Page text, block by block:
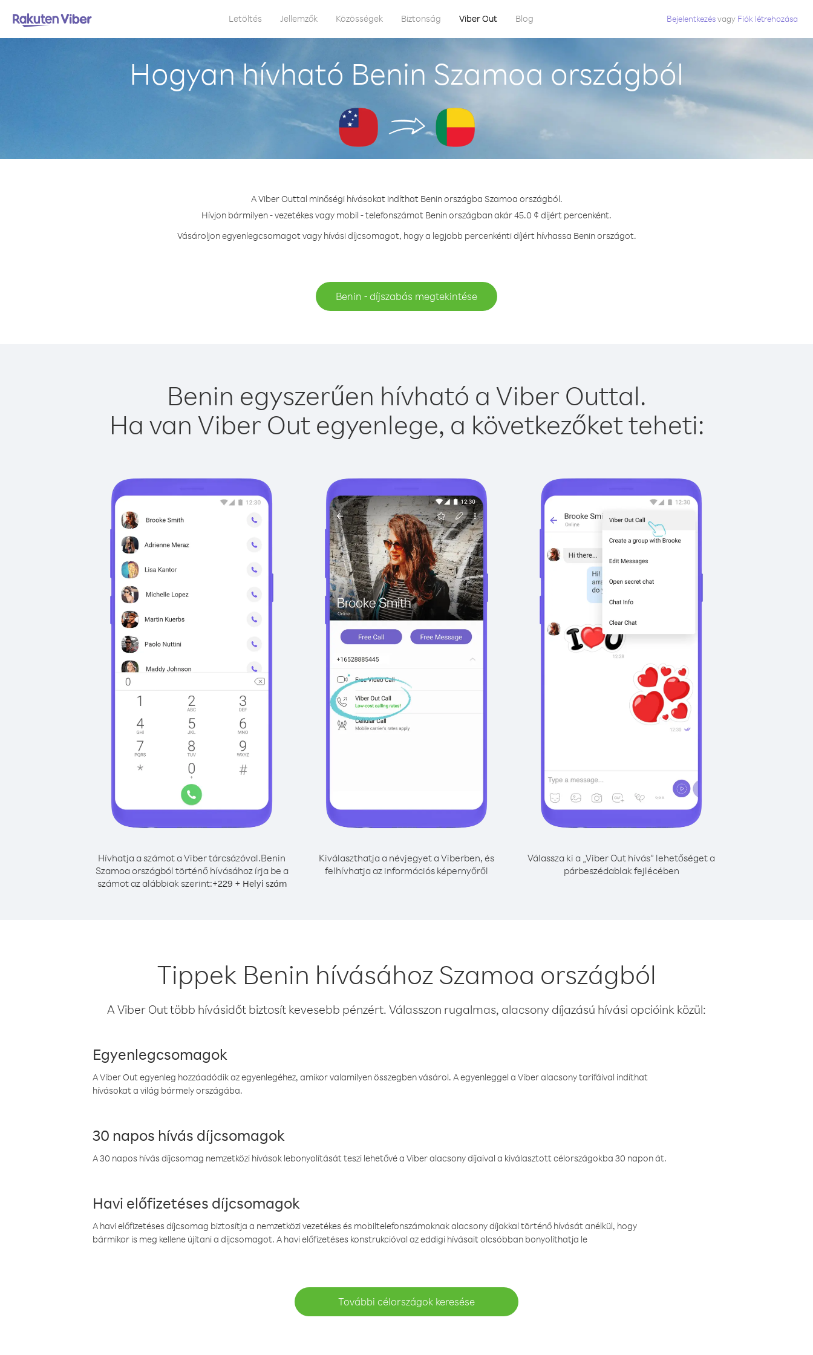
Letöltés Jellemzők Közösségek Biztonság Viber Out Blog Bejelentkezésvagy Fiók létrehozása
Hogyan hívható Benin Szamoa országból
A Viber Outtal minőségi hívásokat indíthat Benin országba Szamoa országból.
Hívjon bármilyen - vezetékes vagy mobil - telefonszámot Benin országban akár 45.0 ¢ díjért percenként.
Vásároljon egyenlegcsomagot vagy hívási díjcsomagot, hogy a legjobb percenkénti díjért hívhassa Benin országot.
Benin - díjszabás megtekintése
Benin egyszerűen hívható a Viber Outtal.
Ha van Viber Out egyenlege, a következőket teheti:
Hívhatja a számot a Viber tárcsázóval.Benin
Szamoa országból történő hívásához írja be a
számot az alábbiak szerint:+229 + Helyi szám
Kiválaszthatja a névjegyet a Viberben, és
felhívhatja az információs képernyőről
Válassza ki a „Viber Out hívás” lehetőséget a
párbeszédablak fejlécében
Tippek Benin hívásához Szamoa országból
A Viber Out több hívásidőt biztosít kevesebb pénzért. Válasszon rugalmas, alacsony díjazású hívási opcióink közül:
Egyenlegcsomagok
A Viber Out egyenleg hozzáadódik az egyenlegéhez, amikor valamilyen összegben vásárol. A egyenleggel a Viber alacsony tarifáival indíthat
hívásokat a világ bármely országába.
30 napos hívás díjcsomagok
A 30 napos hívás díjcsomag nemzetközi hívások lebonyolítását teszi lehetővé a Viber alacsony díjaival a kiválasztott célországokba 30 napon át.
Havi előfizetéses díjcsomagok
A havi előfizetéses díjcsomag biztosítja a nemzetközi vezetékes és mobiltelefonszámoknak alacsony díjakkal történő hívását anélkül, hogy
bármikor is meg kellene újítani a díjcsomagot. A havi előfizetéses konstrukcióval az eddigi hívásait olcsóbban bonyolíthatja le
További célországok keresése